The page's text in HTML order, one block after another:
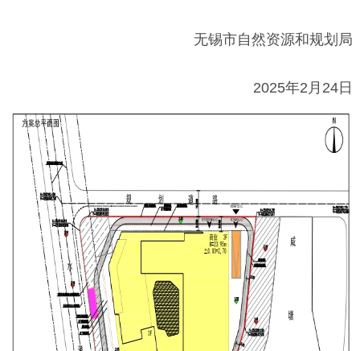
无锡市自然资源和规划局
2025年2月24日